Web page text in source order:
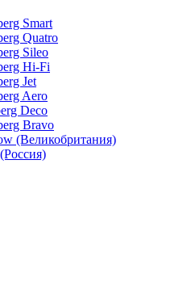
Smart
Quatro
Sileo
Hi-Fi
Jet
Aero
Deco
Bravo
(Великобритания)